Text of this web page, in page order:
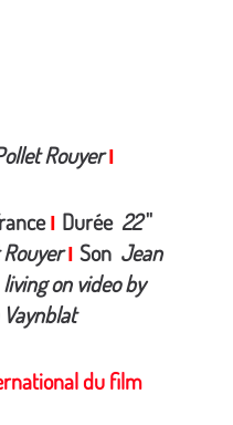
Rouyer
Durée 22''
Son Jean
living on video by
du film